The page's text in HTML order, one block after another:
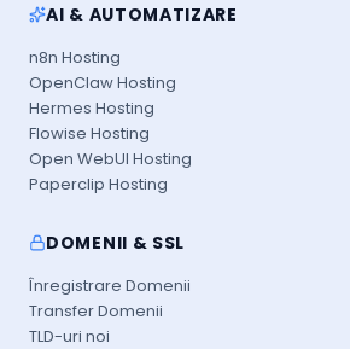
AI & AUTOMATIZARE
n8n Hosting
OpenClaw Hosting
Hermes Hosting
Flowise Hosting
Open WebUI Hosting
Paperclip Hosting
DOMENII & SSL
Înregistrare Domenii
Transfer Domenii
TLD-uri noi